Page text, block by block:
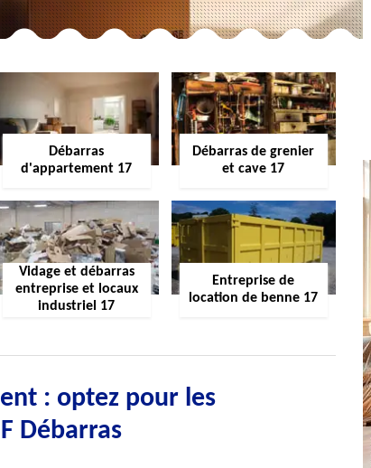
Débarras
d'appartement 17
Débarras de grenier
et cave 17
Vidage et débarras
entreprise et locaux
industriel 17
Entreprise de
location de benne 17
: optez pour les
Débarras